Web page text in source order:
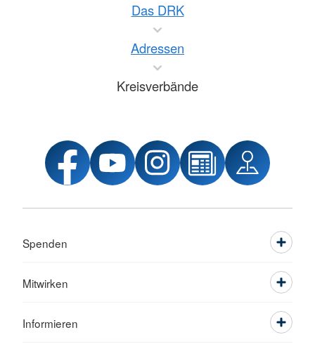
Das DRK
Adressen
Kreisverbände
Spenden
Mitwirken
Informieren